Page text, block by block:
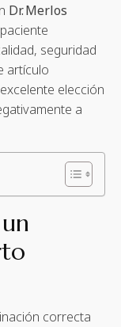
Dr. Merlos
seguridad
artículo
elección
a
correcta